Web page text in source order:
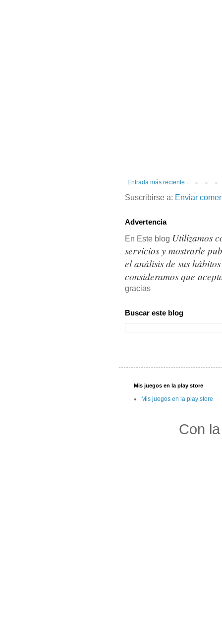
Entrada más reciente
Suscribirse a: Enviar
Advertencia
En Este blog Utilizamos
servicios y mostrarle
el análisis de sus
consideramos que
gracias
Buscar este blog
Mis juegos en la play store
Mis juegos en la play store
Con